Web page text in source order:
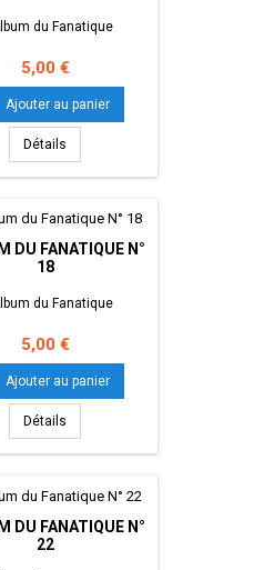
du Fanatique
Prix
5,00 €
Ajouter au panier
Détails
DU FANATIQUE N°
18
du Fanatique
Prix
5,00 €
Ajouter au panier
Détails
DU FANATIQUE N°
22